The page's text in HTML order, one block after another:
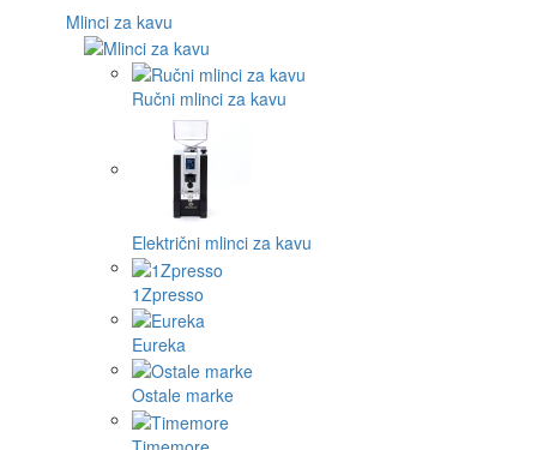
Mlinci za kavu
Ručni mlinci za kavu
Električni mlinci za kavu
1Zpresso
Eureka
Ostale marke